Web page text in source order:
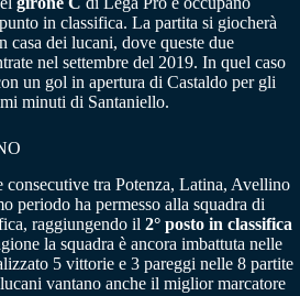
in classifica. La partita si giocherà
dei lucani, dove queste due
nel settembre del 2019. In quel caso
un gol in apertura di Castaldo per gli
minuti di Santaniello.
tra Potenza, Latina, Avellino
periodo ha permesso alla squadra di
raggiungendo il 2° posto in classifica
la squadra è ancora imbattuta nelle
5 vittorie e 3 pareggi nelle 8 partite
vantano anche il miglior marcatore